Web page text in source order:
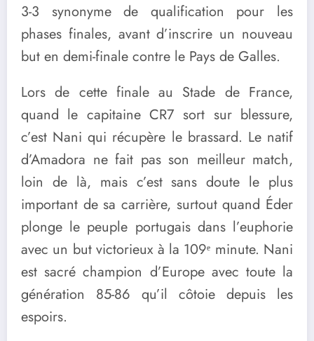
3-3 synonyme de qualification pour les
phases finales, avant d’inscrire un nouveau
but en demi-finale contre le Pays de Galles.
Lors de cette finale au Stade de France,
quand le capitaine CR7 sort sur blessure,
c’est Nani qui récupère le brassard. Le natif
d’Amadora ne fait pas son meilleur match,
loin de là, mais c’est sans doute le plus
important de sa carrière, surtout quand Éder
plonge le peuple portugais dans l’euphorie
avec un but victorieux à la 109ᵉ minute. Nani
est sacré champion d’Europe avec toute la
génération 85-86 qu’il côtoie depuis les
espoirs.